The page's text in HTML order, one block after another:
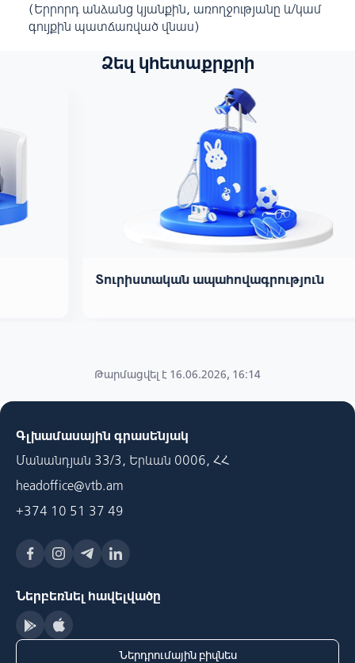
(Երրորդ անձանց կյանքին, առողջությանը և/կամ
գույքին պատճառված վնաս)
Ձեզ կհետաքրքրի
Տուրիստական ապահովագրություն
Թարմացվել է 16.06.2026, 16:14
Գլխամասային գրասենյակ
Մանանդյան 33/3, Երևան 0006, ՀՀ
headoffice@vtb.am
+374 10 51 37 49
Ներբեռնել հավելվածը
Ներդրումային բիզնես